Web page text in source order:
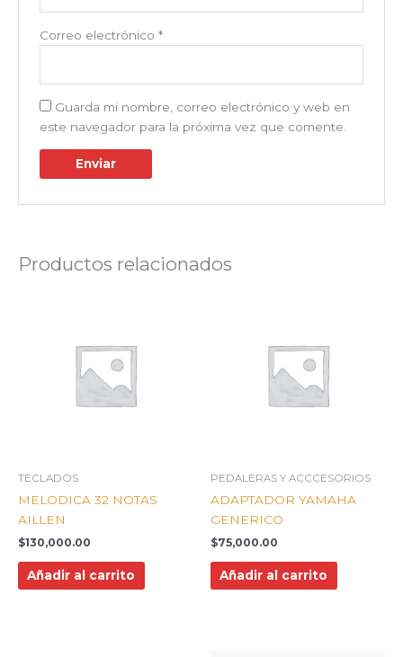
Correo electrónico *
Guarda mi nombre, correo electrónico y web en
este navegador para la próxima vez que comente.
Productos relacionados
TECLADOS
MELODICA 32 NOTAS
AILLEN
$130,000.00
Añadir al carrito
PEDALERAS Y ACCCESORIOS
ADAPTADOR YAMAHA
GENERICO
$75,000.00
Añadir al carrito